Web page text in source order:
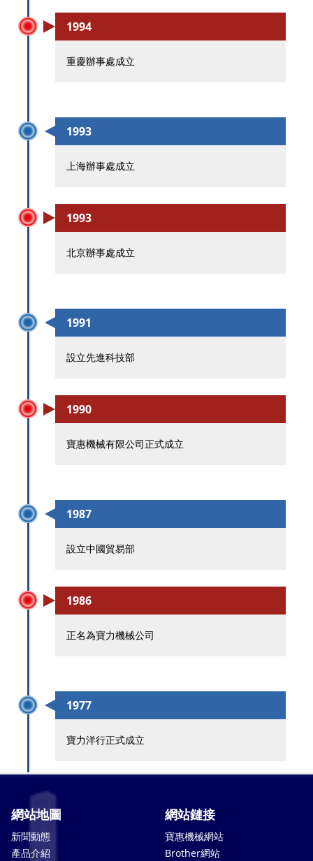
1994
重慶辦事處成立
1993
上海辦事處成立
1993
北京辦事處成立
1991
設立先進科技部
1990
寶惠機械有限公司正式成立
1987
設立中國貿易部
1986
正名為寶力機械公司
1977
寶力洋行正式成立
網站地圖
新聞動態
產品介紹
網站鏈接
寶惠機械網站
Brother網站